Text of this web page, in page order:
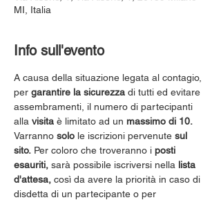
MI, Italia
Info sull'evento
A causa della situazione legata al contagio,
per garantire la sicurezza di tutti ed evitare
assembramenti, il numero di partecipanti
alla visita è limitato ad un massimo di 10.
Varranno solo le iscrizioni pervenute sul
sito. Per coloro che troveranno i posti
esauriti, sarà possibile iscriversi nella lista
d'attesa, così da avere la priorità in caso di
disdetta di un partecipante o per